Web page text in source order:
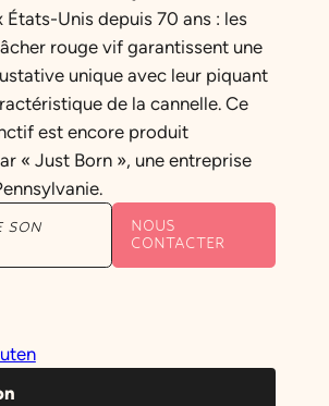
États-Unis depuis 70 ans : les
rouge vif garantissent une
unique avec leur piquant
de la cannelle. Ce
est encore produit
« Just Born », une entreprise
SON
NOUS
CONTACTER